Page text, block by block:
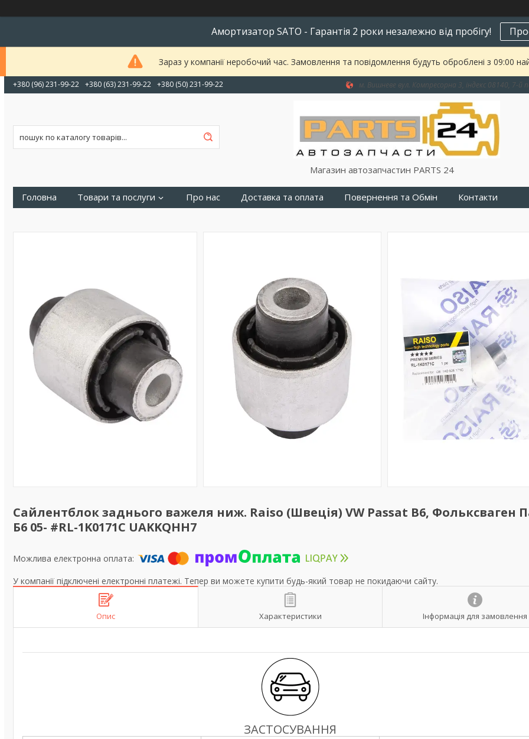
Амортизатор SATO - Гарантія 2 роки незалежно від пробігу!
Зараз у компанії неробочий час. Замовлення та повідомлення будуть оброблені з 09:00
+380 (96) 231-99-22 +380 (63) 231-99-22 +380 (50) 231-99-22 м. Вишневе вул. Компресорна 3, індекс 08140, 7-й
Магазин автозапчастин PARTS 24
Головна Товари та послуги Про нас Доставка та оплата Повернення та Обмін Контакти
Сайлентблок заднього важеля ниж. Raiso (Швеція) VW Passat B6, Фольксваген
Б6 05- #RL-1K0171C UAKKQHH7
У компанії підключені електронні платежі. Тепер ви можете купити будь-який товар не покидаючи сайту.
Опис Характеристики Інформація для замовлення
ЗАСТОСУВАННЯ